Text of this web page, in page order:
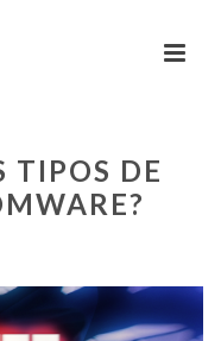
TIPOS DE